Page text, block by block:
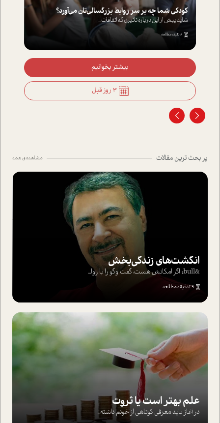
کودکی شما چه بر سر روابط بزرگسالی‌تان می‌آورد؟
شاید پیش از این درباره تاثیری که اتفاقات...
8 دقیقه مطالعه
بیشتر بخوانیم
3 روز قبل
پر بحث ترین مقالات مشاهده ی همه
انگشت‌های‌ زندگی‌بخش
&bull; اگر امکانش هست، گفت وگو را با روا...
29 دقیقه مطالعه
علم بهتر است یا ثروت
در آغاز باید معرفی کوتاهی از خودم داشته...